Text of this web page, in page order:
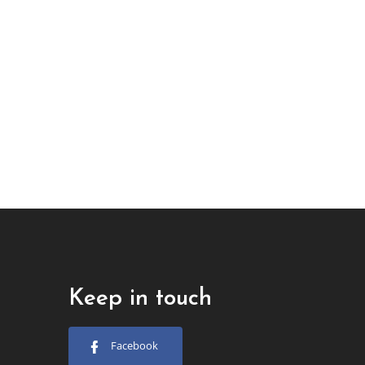
Keep in touch
Facebook